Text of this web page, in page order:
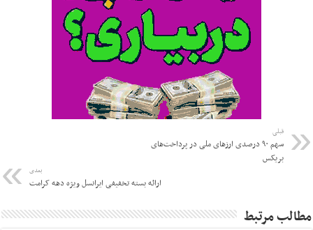
قبلی
سهم ۹۰ درصدی ارزهای ملی در پرداخت‌های
بریکس
بعدی
ارائه بسته تخفیفی ایرانسل ویژه دهه کرامت
مطالب مرتبط